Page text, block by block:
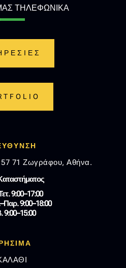
ΤΗΛΕΦΩΝΙΚΑ
71 Ζωγράφου, Αθήνα.
9:00–17:00
9:00–18:00
9:00–15:00